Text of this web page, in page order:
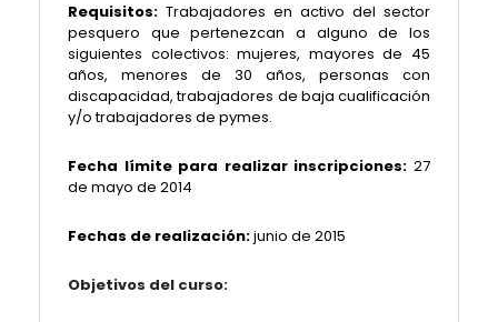
Requisitos: Trabajadores en activo del sector
pesquero que pertenezcan a alguno de los
siguientes colectivos: mujeres, mayores de 45
años, menores de 30 años, personas con
discapacidad, trabajadores de baja cualificación
y/o trabajadores de pymes.
Fecha límite para realizar inscripciones: 27
de mayo de 2014
Fechas de realización:junio de 2015
Objetivos del curso: